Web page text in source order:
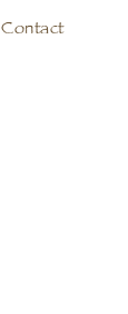
Contact